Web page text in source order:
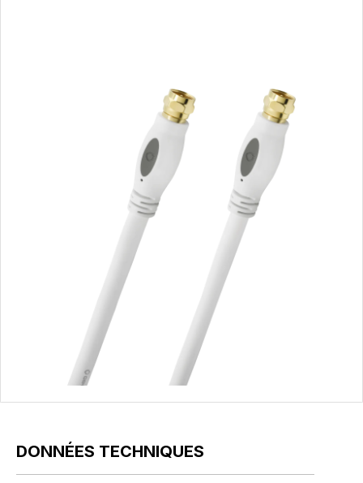
DONNÉES TECHNIQUES